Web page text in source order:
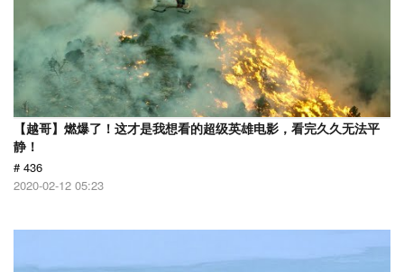
【越哥】燃爆了！这才是我想看的超级英雄电影，看完久久无法平
静！
# 436
2020-02-12 05:23